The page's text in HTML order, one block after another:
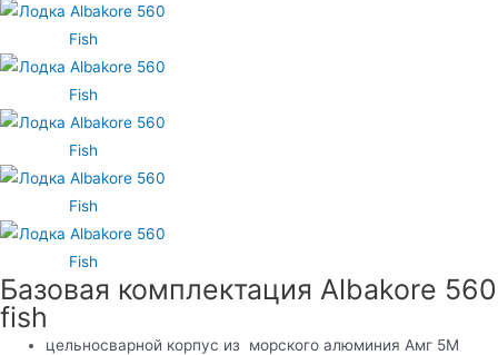
Базовая комплектация Albakore 560
fish
цельносварной корпус из морского алюминия Амг 5М